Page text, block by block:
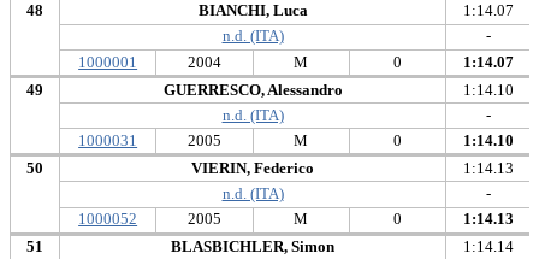
48
1000001
BIANCHI, Luca
2004 M
n.d. (ITA)
1:14.07
-
1:14.07
0
49
1000031
GUERRESCO, Alessandro
2005 M
n.d. (ITA)
1:14.10
-
1:14.10
0
50
1000052
VIERIN, Federico
2005 M
n.d. (ITA)
1:14.13
-
1:14.13
0
51
BLASBICHLER, Simon
1:14.14